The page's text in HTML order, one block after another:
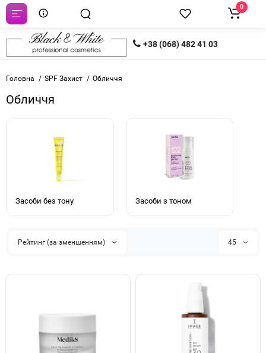
+38 (068) 482 41 03
0
Головна SPF Захист Обличчя
Обличчя
Засоби без тону Засоби з тоном
Рейтинг (за зменшенням) 45